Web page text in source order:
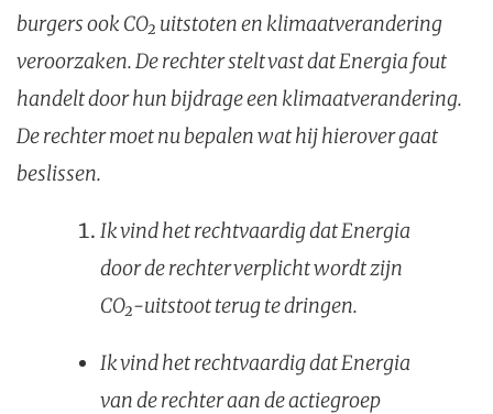
burgers ook CO₂ uitstoten en klimaatverandering
veroorzaken. De rechter stelt vast dat Energia fout
handelt door hun bijdrage een klimaatverandering.
De rechter moet nu bepalen wat hij hierover gaat
beslissen.
Ik vind het rechtvaardig dat Energia
door de rechter verplicht wordt zijn
CO₂-uitstoot terug te dringen.
Ik vind het rechtvaardig dat Energia
van de rechter aan de actiegroep